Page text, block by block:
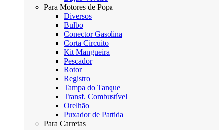
Para Motores de Popa
Diversos
Bulbo
Conector Gasolina
Corta Circuito
Kit Mangueira
Pescador
Rotor
Registro
Tampa do Tanque
Transf. Combustível
Orelhão
Puxador de Partida
Para Carretas